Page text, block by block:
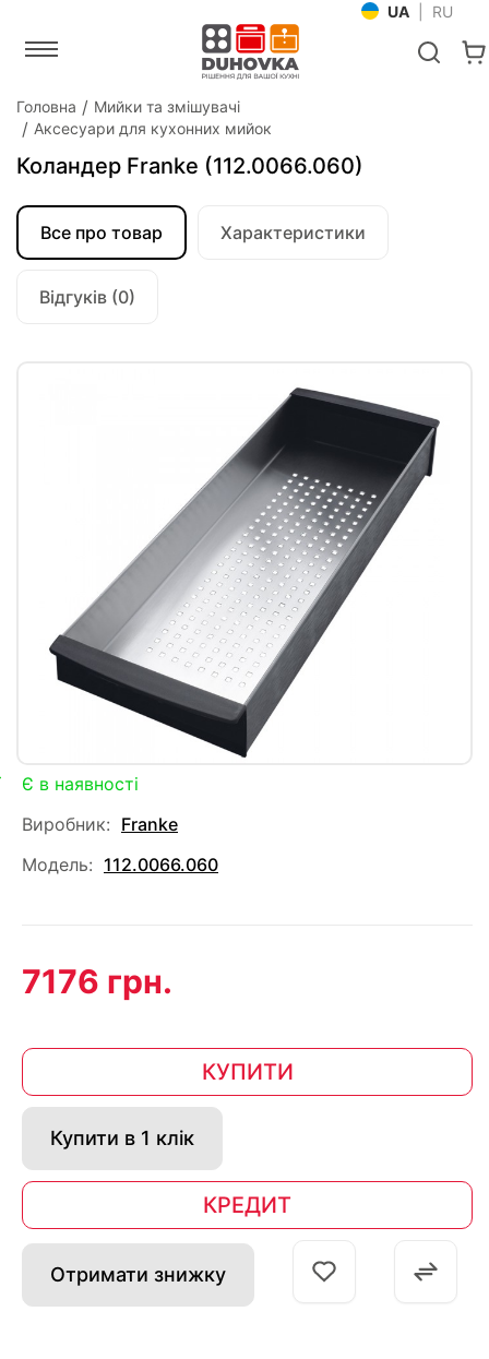
UA RU
Головна
Мийки та змішувачі
Аксесуари для кухонних мийок
Коландер Franke (112.0066.060)
Все про товар Характеристики
Відгуків (0)
Є в наявності
Виробник: Franke
Модель: 112.0066.060
7176 грн.
КУПИТИ
Купити в 1 клік
КРЕДИТ
Отримати знижку